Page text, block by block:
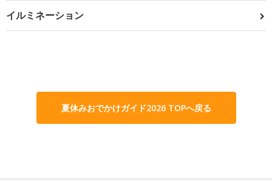
イルミネーション
夏休みおでかけガイド2026 TOPへ戻る